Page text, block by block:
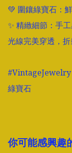
💚 圍鑲綠寶石：
✨ 精緻細節：手
光線完美穿透，折
#VintageJewelry
綠寶石
你可能感興趣